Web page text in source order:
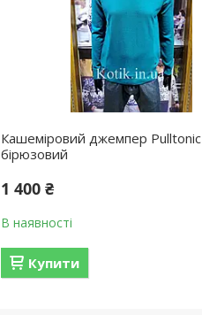
Кашеміровий джемпер Pulltonic
бірюзовий
1 400 ₴
В наявності
Купити